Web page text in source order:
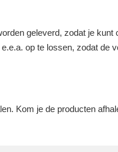
geleverd, zodat je
op te lossen, zodat de
Kom je de producten